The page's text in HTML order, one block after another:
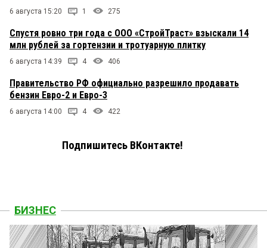
6 августа 15:20 1 275
Спустя ровно три года с ООО «СтройТраст» взыскали 14
млн рублей за гортензии и тротуарную плитку
6 августа 14:39 4 406
Правительство РФ официально разрешило продавать
бензин Евро-2 и Евро-3
6 августа 14:00 4 422
Подпишитесь ВКонтакте!
БИЗНЕС